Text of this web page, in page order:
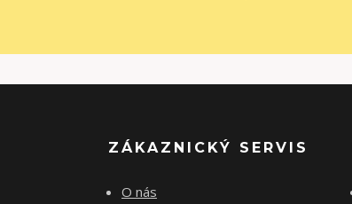
ZÁKAZNICKÝ SERVIS
O nás